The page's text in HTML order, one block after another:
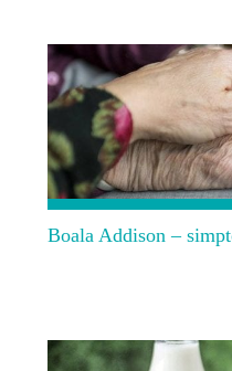
Boala Addison –